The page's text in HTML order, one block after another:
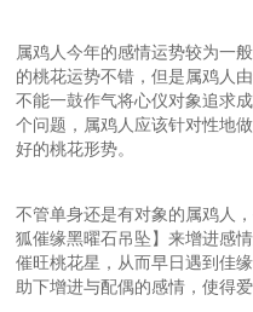
属鸡人今年的感情运势较为一
的桃花运势不错，但是属鸡人
不能一鼓作气将心仪对象追求
个问题，属鸡人应该针对性地
好的桃花形势。
不管单身还是有对象的属鸡人
狐催缘黑曜石吊坠】来增进感
催旺桃花星，从而早日遇到佳
助下增进与配偶的感情，使得